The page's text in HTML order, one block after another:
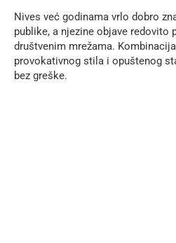
Nives već godinama vrlo dobro
publike, a njezine objave redovito
društvenim mrežama.
provokativnog stila i opuštenog
bez greške.